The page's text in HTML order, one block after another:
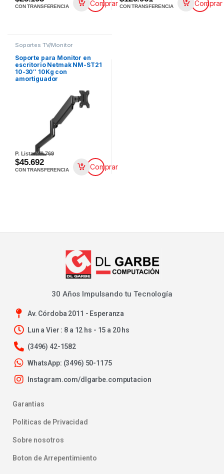
CON TRANSFERENCIA Comprar CON TRANSFERENCIA Comprar
Soportes TV/Monitor
Soporte para Monitor en
escritorio Netmak NM-ST21
10-30″ 10Kg con
amortiguador
P. Lista$50.769
$45.692
CON TRANSFERENCIA Comprar
30 Años Impulsando tu Tecnología
Av. Córdoba 2011 - Esperanza
Lun a Vier : 8 a 12 hs - 15 a 20 hs
(3496) 42-1582
WhatsApp: (3496) 50-1175
Instagram.com/dlgarbe.computacion
Garantias
Politicas de Privacidad
Sobre nosotros
Boton de Arrepentimiento